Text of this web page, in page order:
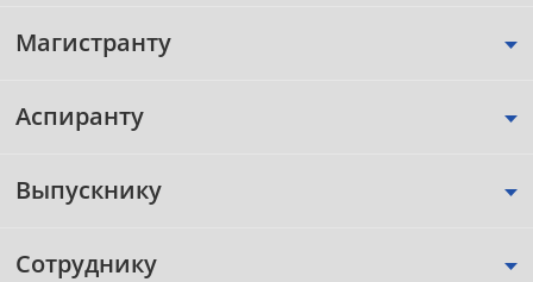
Магистранту
Аспиранту
Выпускнику
Сотруднику